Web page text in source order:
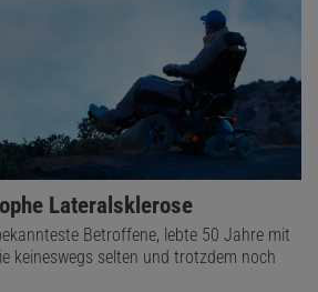
Lateralsklerose
Betroffene, lebte 50 Jahre mit
keineswegs selten und trotzdem noch